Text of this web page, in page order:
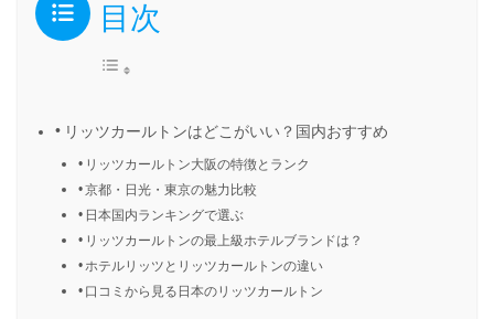
目次
リッツカールトンはどこがいい？国内おすすめ
リッツカールトン大阪の特徴とランク
京都・日光・東京の魅力比較
日本国内ランキングで選ぶ
リッツカールトンの最上級ホテルブランドは？
ホテルリッツとリッツカールトンの違い
口コミから見る日本のリッツカールトン